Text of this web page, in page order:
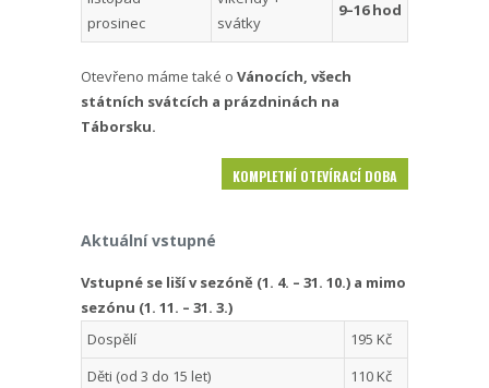
prosinec
svátky
9–16 hod
Otevřeno máme také o Vánocích, všech
státních svátcích a prázdninách na
Táborsku.
KOMPLETNÍ OTEVÍRACÍ DOBA
Aktuální vstupné
Vstupné se liší v sezóně (1. 4. – 31. 10.) a mimo
sezónu (1. 11. – 31. 3.)
Dospělí
195 Kč
Děti (od 3 do 15 let)
110 Kč